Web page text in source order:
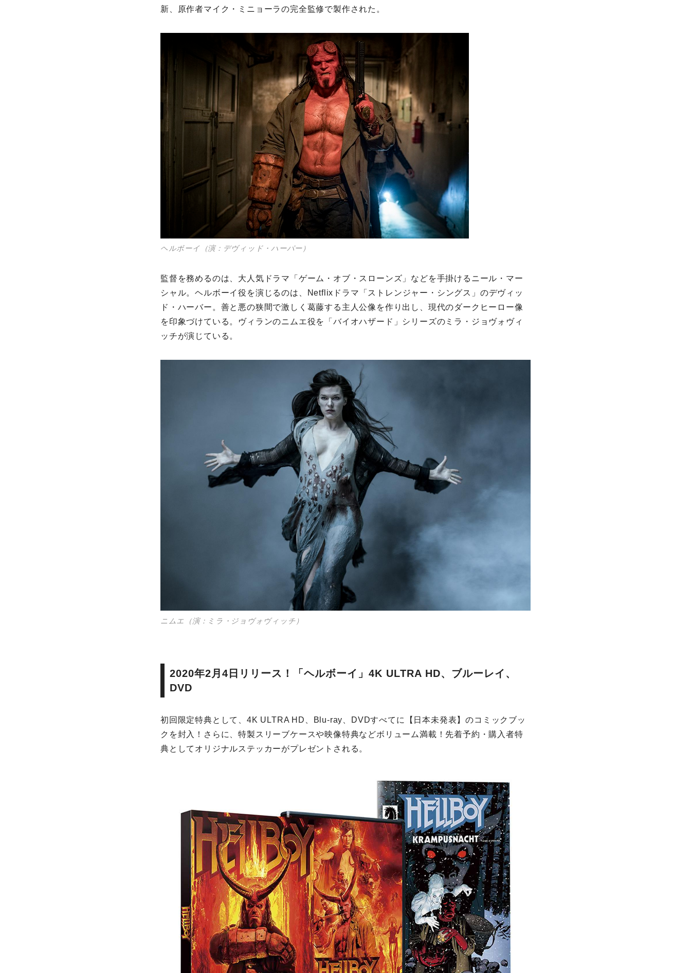
新、原作者マイク・ミニョーラの完全監修で製作された。
ヘルボーイ（演：デヴィッド・ハーパー）
監督を務めるのは、大人気ドラマ「ゲーム・オブ・スローンズ」などを手掛けるニール・マー
シャル。ヘルボーイ役を演じるのは、Netflixドラマ「ストレンジャー・シングス」のデヴィッ
ド・ハーバー。善と悪の狭間で激しく葛藤する主人公像を作り出し、現代のダークヒーロー像
を印象づけている。ヴィランのニムエ役を「バイオハザード」シリーズのミラ・ジョヴォヴィ
ッチが演じている。
ニムエ（演：ミラ・ジョヴォヴィッチ）
2020年2月4日リリース！「ヘルボーイ」4K ULTRA HD、ブルーレイ、
DVD
初回限定特典として、4K ULTRA HD、Blu-ray、DVDすべてに【日本未発表】のコミックブッ
クを封入！さらに、特製スリーブケースや映像特典などボリューム満載！先着予約・購入者特
典としてオリジナルステッカーがプレゼントされる。